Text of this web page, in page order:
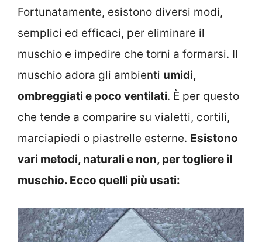
Fortunatamente, esistono diversi modi,
semplici ed efficaci, per eliminare il
muschio e impedire che torni a formarsi. Il
muschio adora gli ambienti umidi,
ombreggiati e poco ventilati. È per questo
che tende a comparire su vialetti, cortili,
marciapiedi o piastrelle esterne. Esistono
vari metodi, naturali e non, per togliere il
muschio. Ecco quelli più usati: